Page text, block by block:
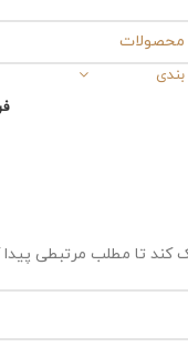
تا مطلب مرتبطی پیدا